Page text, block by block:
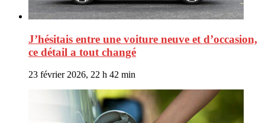
J’hésitais entre une voiture neuve et d’occasion,
ce détail a tout changé
23 février 2026, 22 h 42 min